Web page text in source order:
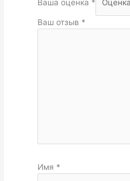
Ваша оценка *
Ваш отзыв *
Имя *